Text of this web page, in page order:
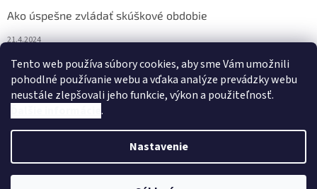
Tento web používa súbory cookies, aby sme Vám umožnili
pohodlné používanie webu a vďaka analýze prevádzky webu
neustále zlepšovali jeho funkcie, výkon a použiteľnosť.
.
Nastavenie
Ako úspešne zvládať skúškové obdobie
21.4.2024
Nočné pocikávanie u detí – ako môžu pomôcť Bachove
esencie?
4.2.2024
Vytvoril Shoptet